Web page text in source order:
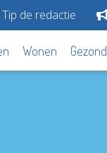
Tip de redactie
Wonen Gezond